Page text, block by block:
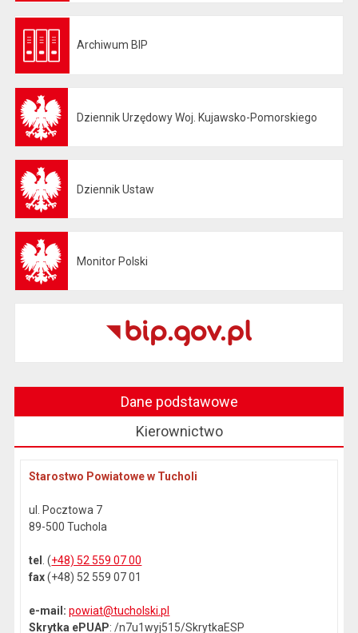
Archiwum BIP
Dziennik Urzędowy Woj. Kujawsko-Pomorskiego
Dziennik Ustaw
Monitor Polski
Dane podstawowe
Kierownictwo
Starostwo Powiatowe w Tucholi
ul. Pocztowa 7
89-500 Tuchola
tel . (+48) 52 559 07 00
fax(+48) 52 559 07 01
e-mail:powiat@tucholski.pl
Skrytka ePUAP: /n7u1wyj515/SkrytkaESP